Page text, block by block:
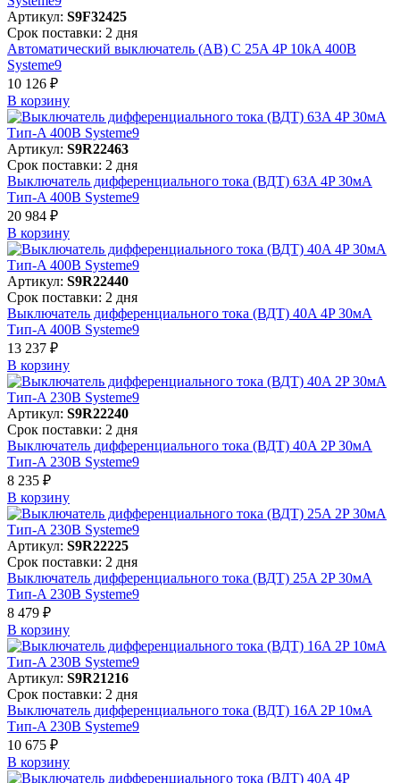
Артикул: S9F32425
Срок поставки: 2 дня
Автоматический выключатель (АВ) C 25A 4P 10kA 400В
Systeme9
10 126 ₽
В корзинy
Артикул: S9R22463
Срок поставки: 2 дня
Выключатель дифференциального тока (ВДТ) 63A 4P 30мА
Тип-A 400В Systeme9
20 984 ₽
В корзинy
Артикул: S9R22440
Срок поставки: 2 дня
Выключатель дифференциального тока (ВДТ) 40A 4P 30мА
Тип-A 400В Systeme9
13 237 ₽
В корзинy
Артикул: S9R22240
Срок поставки: 2 дня
Выключатель дифференциального тока (ВДТ) 40A 2P 30мА
Тип-A 230В Systeme9
8 235 ₽
В корзинy
Артикул: S9R22225
Срок поставки: 2 дня
Выключатель дифференциального тока (ВДТ) 25A 2P 30мА
Тип-A 230В Systeme9
8 479 ₽
В корзинy
Артикул: S9R21216
Срок поставки: 2 дня
Выключатель дифференциального тока (ВДТ) 16A 2P 10мА
Тип-A 230В Systeme9
10 675 ₽
В корзинy